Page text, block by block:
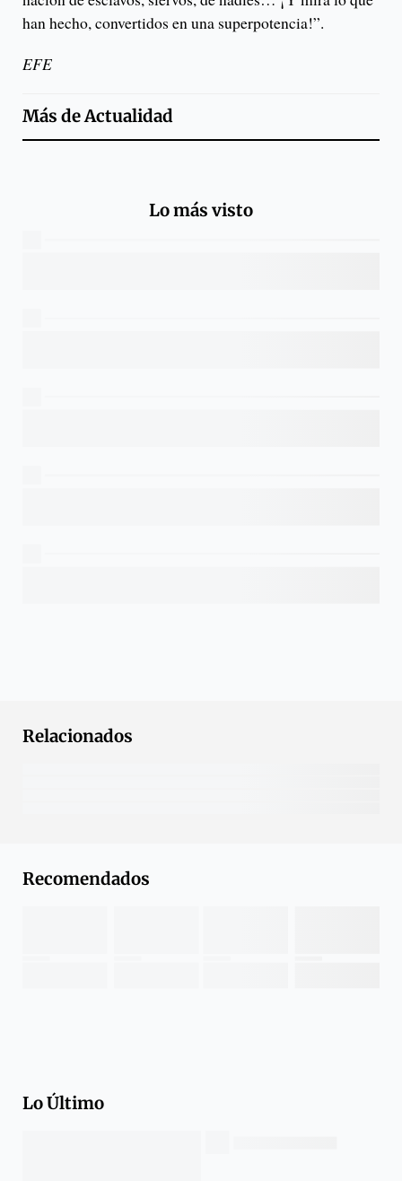
han hecho, convertidos en una superpotencia!”.
EFE
Más deActualidad
Lo más visto
Relacionados
Recomendados
Lo Último